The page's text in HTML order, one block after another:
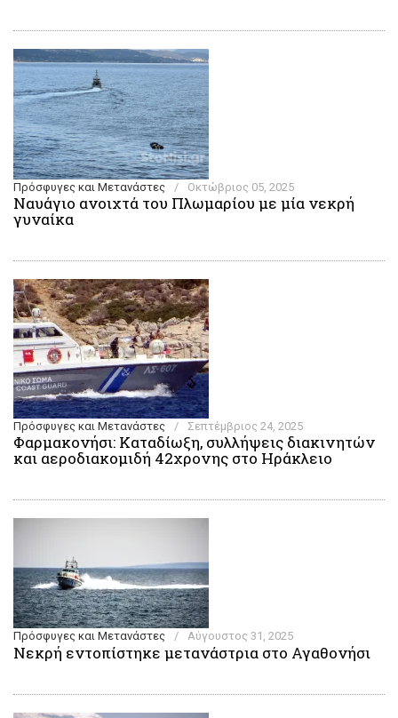
Πρόσφυγες και Μετανάστες / Οκτώβριος 05, 2025
Ναυάγιο ανοιχτά του Πλωμαρίου με μία νεκρή
γυναίκα
Πρόσφυγες και Μετανάστες / Σεπτέμβριος 24, 2025
Φαρμακονήσι: Καταδίωξη, συλλήψεις διακινητών
και αεροδιακομιδή 42χρονης στο Ηράκλειο
Πρόσφυγες και Μετανάστες / Αύγουστος 31, 2025
Νεκρή εντοπίστηκε μετανάστρια στο Αγαθονήσι